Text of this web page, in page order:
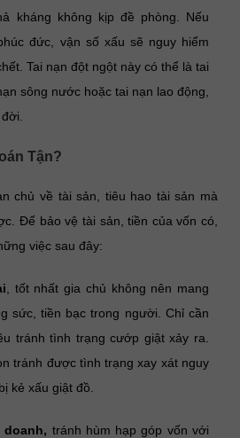
kháng không kịp đề phòng. Nếu
đức, vận số xấu sẽ nguy hiểm
Tai nạn đột ngột này có thể là tai
sông nước hoặc tai nạn lao động,
Tận?
chủ về tài sản, tiêu hao tài sản mà
Để bảo vệ tài sản, tiền của vốn có,
việc sau đây:
, tốt nhất gia chủ không nên mang
sức, tiền bạc trong người. Chỉ cần
tránh tình trạng cướp giật xảy ra.
tránh được tình trạng xay xát nguy
kẻ xấu giật đồ.
doanh, tránh hùm hạp góp vốn với